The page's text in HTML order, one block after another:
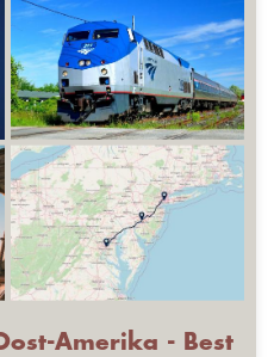
Amerika - Best